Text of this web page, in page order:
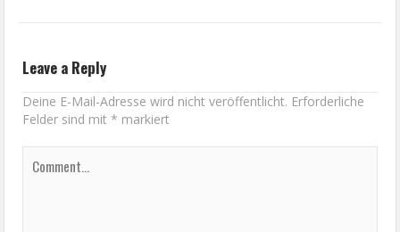
Leave a Reply
Deine E-Mail-Adresse wird nicht veröffentlicht. Erforderliche
Felder sind mit* markiert